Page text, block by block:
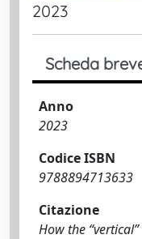
2023
Scheda
Anno
2023
Codice ISBN
9788894713633
Citazione
How the